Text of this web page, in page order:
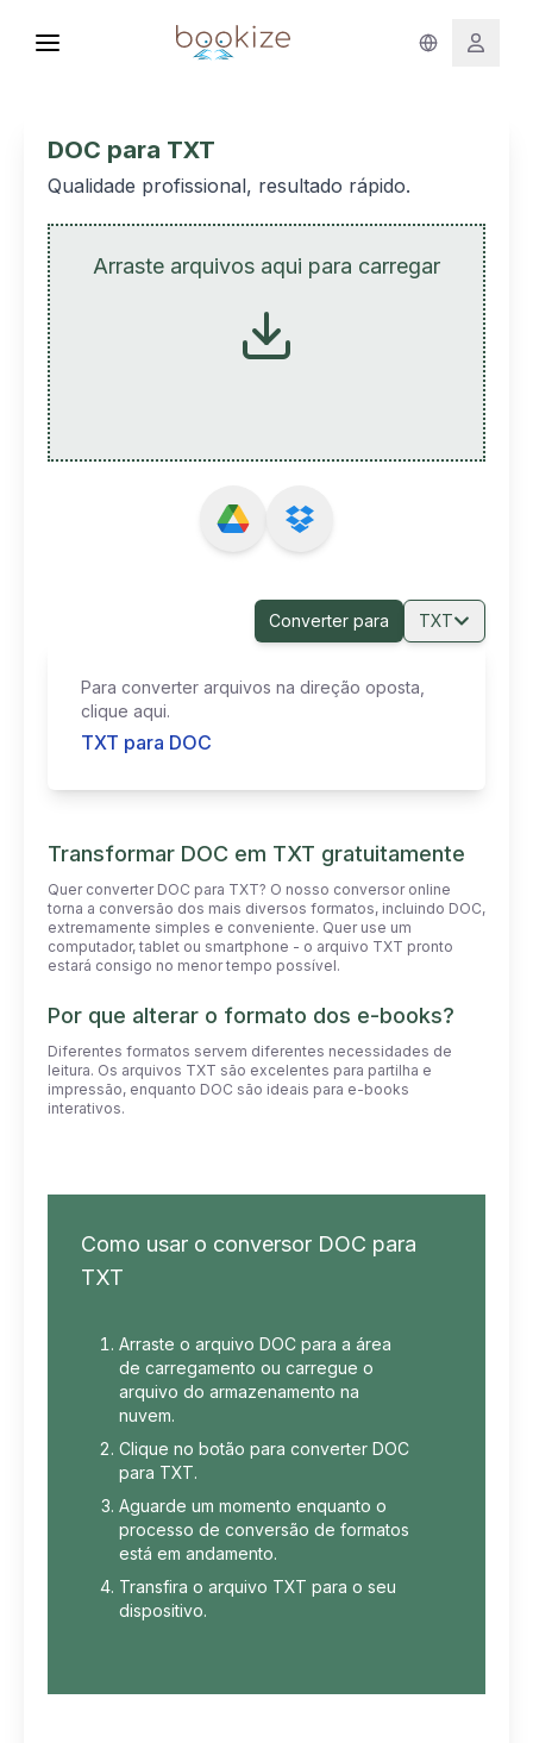
DOC para TXT
Qualidade profissional, resultado rápido.
Arraste arquivos aqui para carregar
Converter para TXT
Para converter arquivos na direção oposta,
clique aqui.
TXT para DOC
Transformar DOC em TXT gratuitamente
Quer converter DOC para TXT? O nosso conversor online
torna a conversão dos mais diversos formatos, incluindo DOC,
extremamente simples e conveniente. Quer use um
computador, tablet ou smartphone - o arquivo TXT pronto
estará consigo no menor tempo possível.
Por que alterar o formato dos e-books?
Diferentes formatos servem diferentes necessidades de
leitura. Os arquivos TXT são excelentes para partilha e
impressão, enquanto DOC são ideais para e-books
interativos.
Como usar o conversor DOC para
TXT
Arraste o arquivo DOC para a área
de carregamento ou carregue o
arquivo do armazenamento na
nuvem.
Clique no botão para converter DOC
para TXT.
Aguarde um momento enquanto o
processo de conversão de formatos
está em andamento.
Transfira o arquivo TXT para o seu
dispositivo.